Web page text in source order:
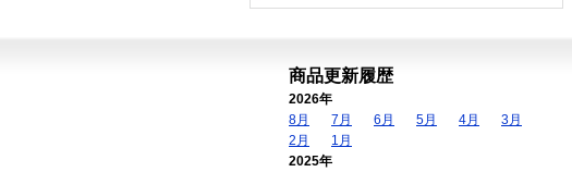
商品更新履歴
2026年
8月
7月 6月 5月 4月
3月
2月
1月
2025年